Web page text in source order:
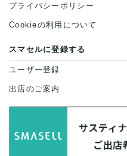
プライバシーポリシー
Cookieの利用について
スマセルに登録する
ユーザー登録
出店のご案内